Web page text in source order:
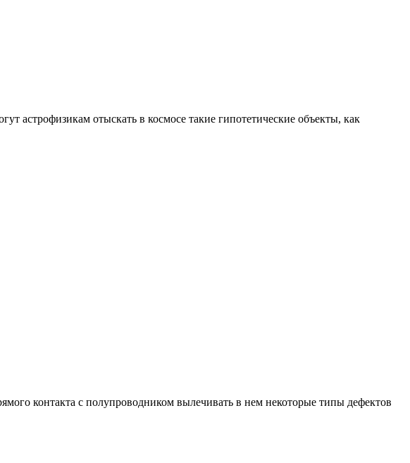
астрофизикам отыскать в космосе такие гипотетические объекты, как
контакта с полупроводником вылечивать в нем некоторые типы дефектов